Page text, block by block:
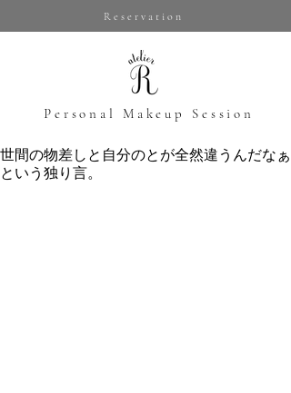
Reservation
​Personal Makeup Session
世間の物差しと自分のとが全然違うんだなぁ
という独り言。